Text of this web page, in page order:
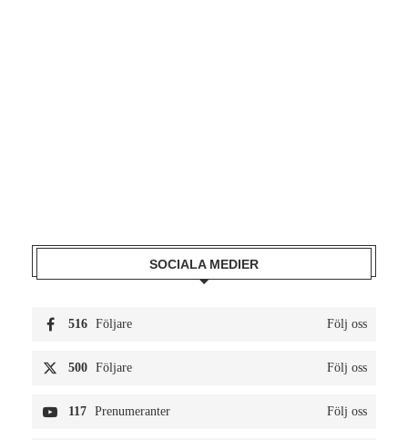
SOCIALA MEDIER
516 Följare Följ oss
500 Följare Följ oss
117 Prenumeranter Följ oss